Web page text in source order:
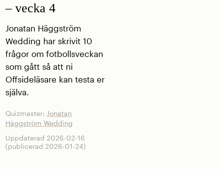
– vecka 4
Jonatan Häggström
Wedding har skrivit 10
frågor om fotbollsveckan
som gått så att ni
Offsideläsare kan testa er
själva.
Quizmaster: Jonatan
Häggström Wedding
Uppdaterad 2026-02-16
(publicerad 2026-01-24)